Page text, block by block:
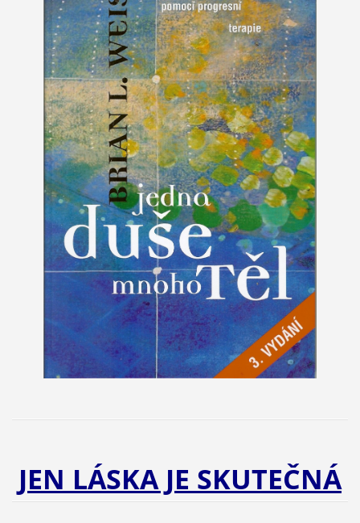
JEN LÁSKA JE SKUTEČNÁ